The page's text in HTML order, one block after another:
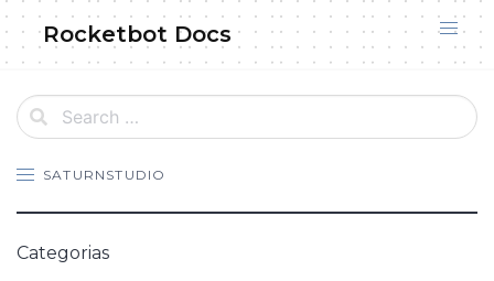
Skip
to
content
Rocketbot Docs
SATURNSTUDIO
Categorias